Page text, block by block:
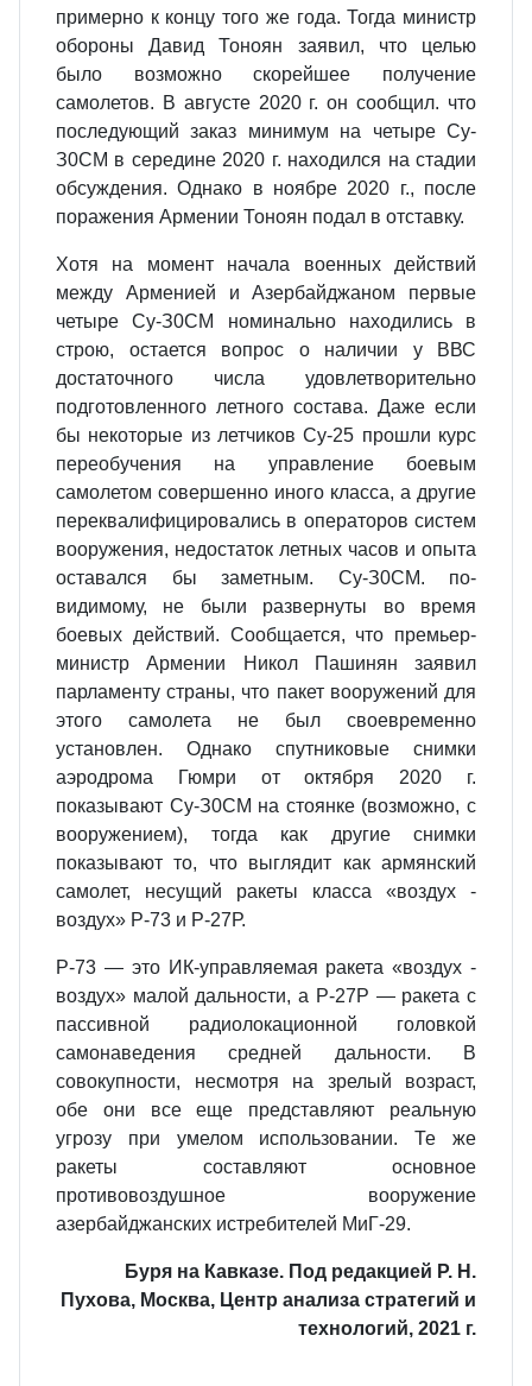
примерно к концу того же года. Тогда министр
обороны Давид Тоноян заявил, что целью
было возможно скорейшее получение
самолетов. В августе 2020 г. он сооб­щил. что
последующий заказ минимум на четыре Су-
З0СМ в середине 2020 г. находился на стадии
обсуждения. Однако в ноябре 2020 г., после
поражения Армении Тоноян подал в отставку.
Хотя на момент начала военных действий
между Арменией и Азер­байджаном первые
четыре Су-З0СМ номинально находились в
строю, остает­ся вопрос о наличии у ВВС
достаточного числа удовлетворительно
подготов­ленного летного состава. Даже если
бы некоторые из летчиков Су-25 прошли курс
переобучения на управление боевым
самолетом совершенно иного клас­са, а другие
переквалифицировались в операторов систем
вооружения, недо­статок летных часов и опыта
оставался бы заметным. Су-З0СМ. по-
видимому, не были развернуты во время
боевых действий. Сообщается, что премьер-
ми­нистр Армении Никол Пашинян заявил
парламенту страны, что пакет вооруже­ний для
этого самолета не был своевременно
установлен. Однако спутниковые снимки
аэродрома Гюмри от октября 2020 г.
показывают Су-З0СМ на стоянке (возможно, с
вооружением), тогда как другие снимки
показывают то, что вы­глядит как армянский
самолет, несущий ракеты класса «воздух -
воздух» Р-73 и Р-27Р.
Р-73 — это ИК-управляемая ракета «воздух -
воздух» малой дальности, а Р-27Р — ракета с
пассивной радиолокационной головкой
самонаведения сред­ней дальности. В
совокупности, несмотря на зрелый возраст,
обе они все еще представляют реальную
угрозу при умелом использовании. Те же
ракеты со­ставляют основное
противовоздушное вооружение
азербайджанских истреби­телей МиГ-29.
Буря на Кавказе. Под редакцией Р. Н.
Пухова, Москва, Центр анализа стратегий и
технологий, 2021 г.